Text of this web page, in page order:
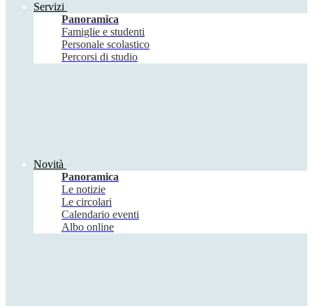
Servizi
Panoramica
Famiglie e studenti
Personale scolastico
Percorsi di studio
Novità
Panoramica
Le notizie
Le circolari
Calendario eventi
Albo online